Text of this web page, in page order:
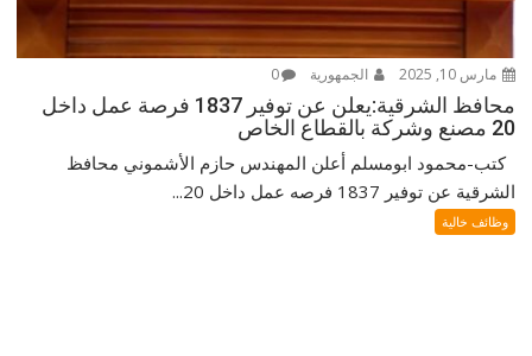
مارس 10, 2025 الجمهورية 0
محافظ الشرقية:يعلن عن توفير 1837 فرصة عمل داخل
20 مصنع وشركة بالقطاع الخاص
كتب-محمود ابومسلم أعلن المهندس حازم الأشموني محافظ
الشرقية عن توفير 1837 فرصه عمل داخل 20...
وظائف خالية